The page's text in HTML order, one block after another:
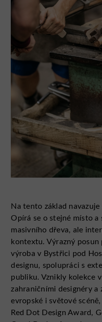
Na tento základ
Opírá se o stejné místo
masivního dřeva, ale
kontextu. Výrazný
výroba v Bystřici pod
designu, spolupráci s
publiku. Vznikly kolekce
zahraničními designéry a
evropské i světové
Red Dot Design Award,